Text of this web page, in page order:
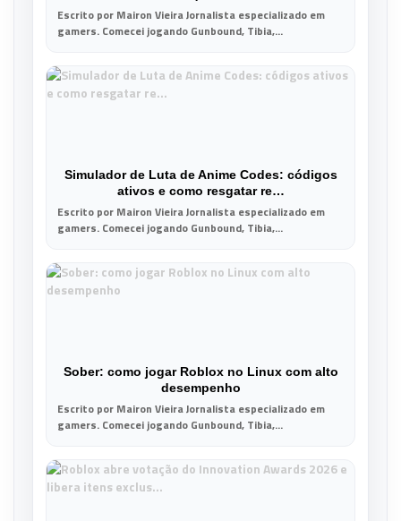
Escrito por Mairon Vieira Jornalista especializado em
gamers. Comecei jogando Gunbound, Tibia,...
Simulador de Luta de Anime Codes: códigos
ativos e como resgatar re…
Escrito por Mairon Vieira Jornalista especializado em
gamers. Comecei jogando Gunbound, Tibia,...
Sober: como jogar Roblox no Linux com alto
desempenho
Escrito por Mairon Vieira Jornalista especializado em
gamers. Comecei jogando Gunbound, Tibia,...